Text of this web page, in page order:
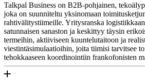
Talkpal Business on B2B-pohjainen,
joka on suunniteltu yksinomaan
rahtivälitystiimeille. Yritysranska
satunnaisen sanaston ja keskittyy täysin
termeihin, aktiiviseen kuuntelutaitoon ja
viestintäsimulaatioihin, joita tiimisi tarvitsee
tehokkaaseen koordinointiin frankofonisten